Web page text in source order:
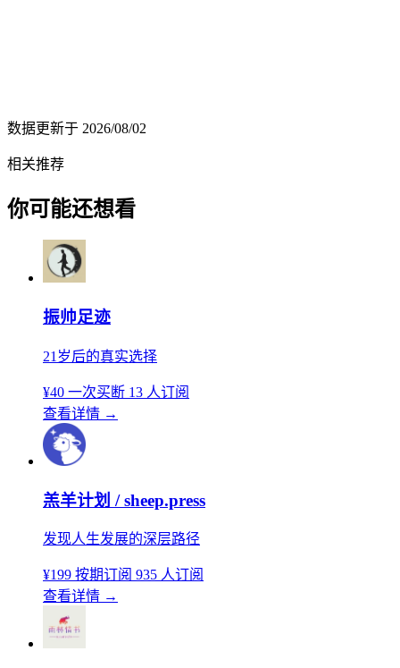
数据更新于 2026/08/02
相关推荐
你可能还想看
振帅足迹
21岁后的真实选择
¥40 一次买断 13 人订阅
查看详情 →
羔羊计划 / sheep.press
发现人生发展的深层路径
¥199 按期订阅 935 人订阅
查看详情 →